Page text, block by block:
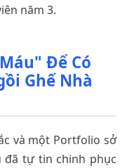
năm 3.
Để Có
Ghế Nhà
và một Portfolio sở
đã tự tin chinh phục